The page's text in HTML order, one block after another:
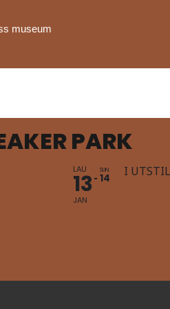
museum
PARK
LAU
13
JAN
SUN
14 I